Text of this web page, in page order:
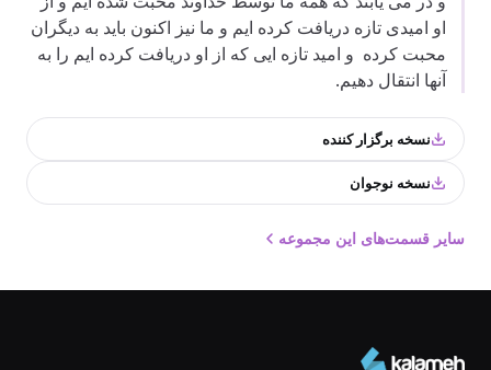
او امیدی تازه دریافت کرده ایم و ما نیز اکنون باید به دیگران
محبت کرده و امید تازه ایی که از او دریافت کرده ایم را به
آنها انتقال دهیم.
نسخه برگزار کننده
نسخه نوجوان
سایر قسمت‌های این مجموعه